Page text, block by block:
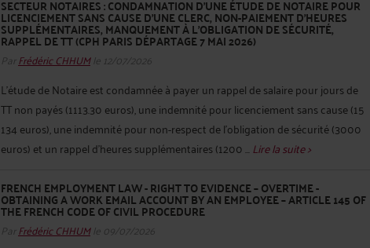
SECTEUR NOTAIRES : CONDAMNATION D’UNE ÉTUDE DE NOTAIRE POUR
LICENCIEMENT SANS CAUSE D’UNE CLERC, NON-PAIEMENT D’HEURES
SUPPLÉMENTAIRES, MANQUEMENT À L’OBLIGATION DE SÉCURITÉ,
RAPPEL DE TT (CPH PARIS DÉPARTAGE 7 MAI 2026)
Par Frédéric CHHUMle 12/07/2026
L’étude de Notaire est condamnée à payer un rappel de salaire pour jours de
TT non payés (1113.30 euros), une indemnité pour licenciement sans cause (15
134 euros), une indemnité pour non-respect de l’obligation de sécurité (3000
euros) et un rappel d’heures supplémentaires (1200 ...Lire la suite >
FRENCH EMPLOYMENT LAW - RIGHT TO EVIDENCE – OVERTIME -
OBTAINING A WORK EMAIL ACCOUNT BY AN EMPLOYEE – ARTICLE 145 OF
THE FRENCH CODE OF CIVIL PROCEDURE
Par Frédéric CHHUMle 09/07/2026